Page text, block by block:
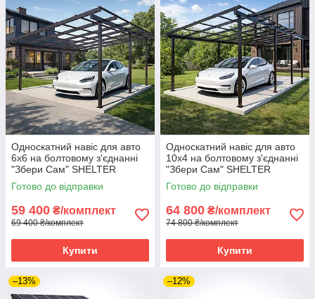
Односкатний навіс для авто
6х6 на болтовому з'єднанні
"Збери Сам" SHELTER
STANDART
Готово до відправки
59 400 ₴/комплект
69 400 ₴/комплект
Купити
Односкатний навіс для авто
10х4 на болтовому з'єднанні
"Збери Сам" SHELTER
STANDART
Готово до відправки
64 800 ₴/комплект
74 800 ₴/комплект
Купити
–13% –12%